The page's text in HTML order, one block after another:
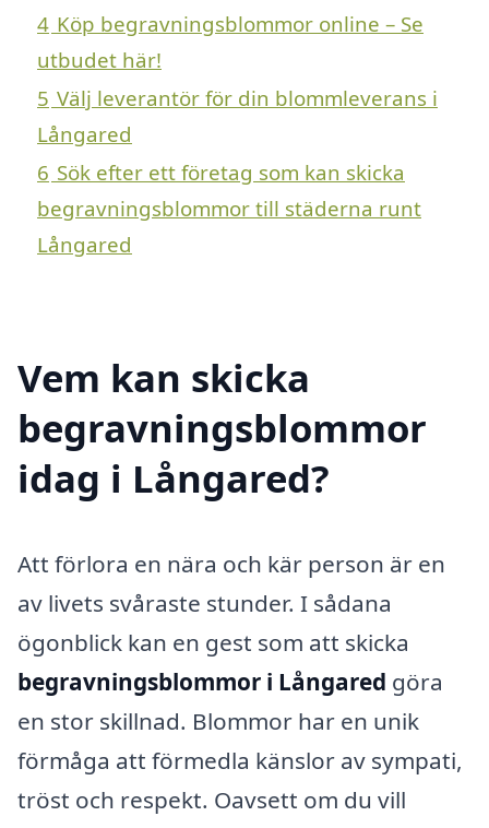
4 Köp begravningsblommor online – Se
utbudet här!
5 Välj leverantör för din blommleverans i
Långared
6 Sök efter ett företag som kan skicka
begravningsblommor till städerna runt
Långared
Vem kan skicka
begravningsblommor
idag i Långared?
Att förlora en nära och kär person är en
av livets svåraste stunder. I sådana
ögonblick kan en gest som att skicka
begravningsblommor i Långared göra
en stor skillnad. Blommor har en unik
förmåga att förmedla känslor av sympati,
tröst och respekt. Oavsett om du vill